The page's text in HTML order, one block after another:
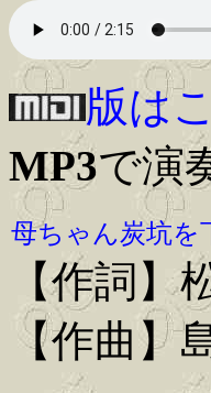
版は
MP3で演
母ちゃん炭坑を
【作詞】
【作曲】